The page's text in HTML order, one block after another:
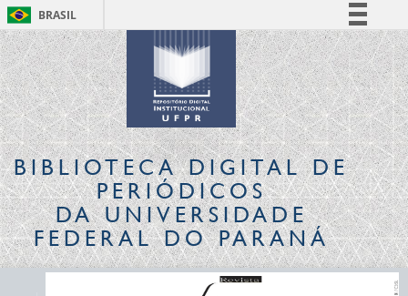
BRASIL
Simplifique!
Comunica BR
Participe
Acesso à informação
Legislação
Canais
BIBLIOTECA DIGITALDE
PERIÓDICOS
DA UNIVERSIDADE
FEDERAL DO PARANÁ